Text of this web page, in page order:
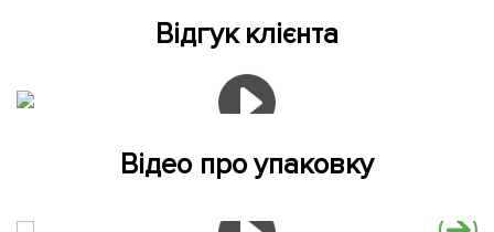
Відгук клієнта
Відео про упаковку